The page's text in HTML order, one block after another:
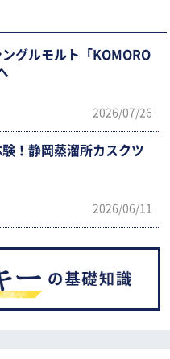
グルモルト「KOMORO
2026/07/26
！静岡蒸溜所カスクツ
2026/06/11